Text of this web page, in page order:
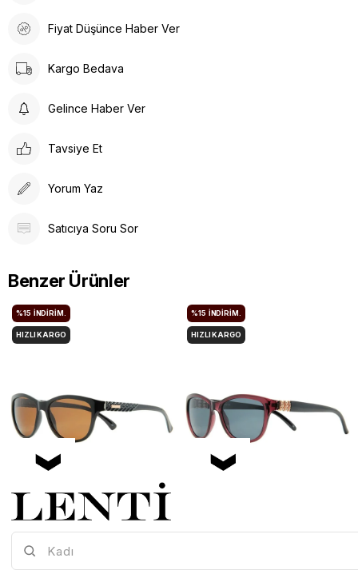
Fiyat Düşünce Haber Ver
Kargo Bedava
Gelince Haber Ver
Tavsiye Et
Yorum Yaz
Satıcıya Soru Sor
Benzer Ürünler
Mia-Maria-OF127-C2-56
%15 İNDIRIM.
HIZLI KARGO
Mia-Maria-OF126-C3-56
%15 İNDIRIM.
HIZLI KARGO